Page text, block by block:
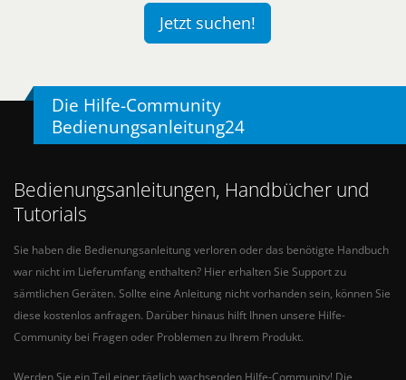
Jetzt suchen!
Die Hilfe-Community
Bedienungsanleitung24
Bedienungsanleitungen, Handbücher und
Tutorials
Sie haben die Bedienungsanleitung verloren oder das benötigte Handbuch
war nicht im Lieferumfang enthalten? Hier erhalten Sie Support zu
sämtlichen Geräten. Sollte eine Anleitung nicht vorhanden sein, können Sie
diese kostenlos anfragen. Darüber hinaus hilft Ihnen unsere Hilfe-
Community bei Fragen oder Problemen zu Ihrem Produkt.
Werden Sie ein Teil einer täglich wachsenden Hilfe-Community! Die